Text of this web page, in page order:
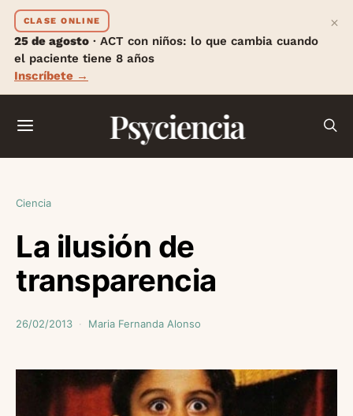
CLASE ONLINE
25 de agosto · ACT con niños: lo que cambia cuando
el paciente tiene 8 años
Inscríbete →
×
Psyciencia
Ciencia
La ilusión de
transparencia
26/02/2013 Maria Fernanda Alonso